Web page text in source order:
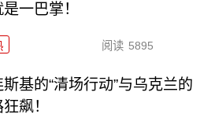
一巴掌！
阅读 5895
斯基的“清场行动”与乌克兰的
飙！